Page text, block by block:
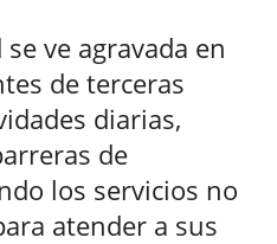
ve agravada en
de terceras
diarias,
de
los servicios no
atender a sus